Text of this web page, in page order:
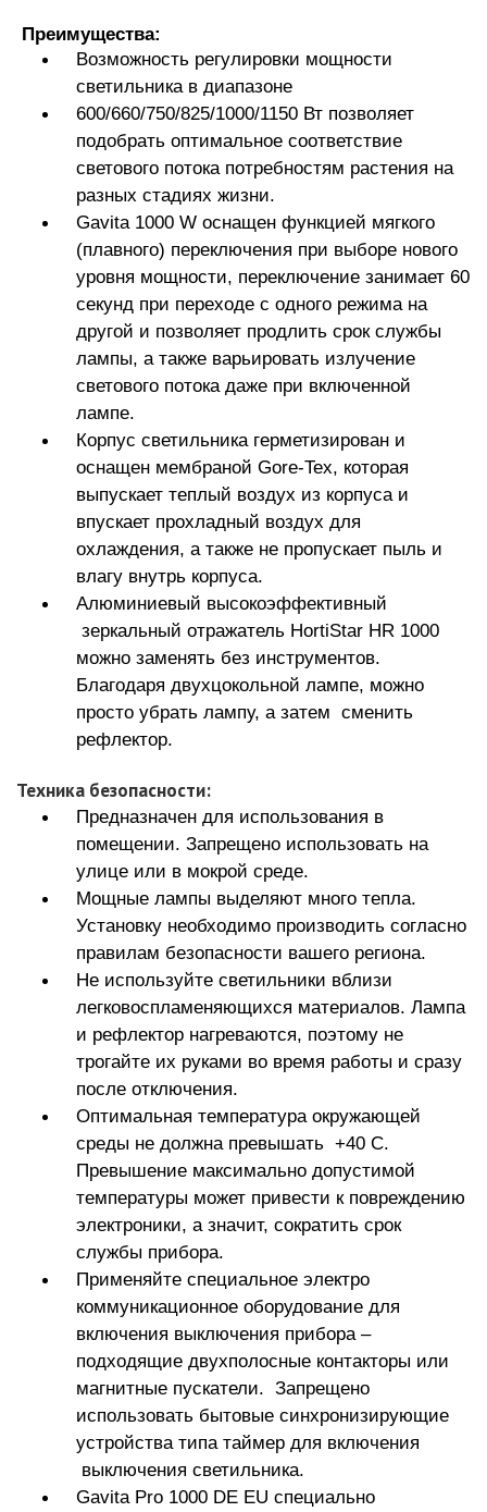
Преимущества:
Возможность регулировки мощности
светильника в диапазоне
600/660/750/825/1000/1150 Вт позволяет
подобрать оптимальное соответствие
светового потока потребностям растения на
разных стадиях жизни.
Gavita 1000 W оснащен функцией мягкого
(плавного) переключения при выборе нового
уровня мощности, переключение занимает 60
секунд при переходе с одного режима на
другой и позволяет продлить срок службы
лампы, а также варьировать излучение
светового потока даже при включенной
лампе.
Корпус светильника герметизирован и
оснащен мембраной Gore-Tex, которая
выпускает теплый воздух из корпуса и
впускает прохладный воздух для
охлаждения, а также не пропускает пыль и
влагу внутрь корпуса.
Алюминиевый высокоэффективный
зеркальный отражатель HortiStar HR 1000
можно заменять без инструментов.
Благодаря двухцокольной лампе, можно
просто убрать лампу, а затем сменить
рефлектор.
Техника безопасности:
Предназначен для использования в
помещении. Запрещено использовать на
улице или в мокрой среде.
Мощные лампы выделяют много тепла.
Установку необходимо производить согласно
правилам безопасности вашего региона.
Не используйте светильники вблизи
легковоспламеняющихся материалов. Лампа
и рефлектор нагреваются, поэтому не
трогайте их руками во время работы и сразу
после отключения.
Оптимальная температура окружающей
среды не должна превышать +40 С.
Превышение максимально допустимой
температуры может привести к повреждению
электроники, а значит, сократить срок
службы прибора.
Применяйте специальное электро
коммуникационное оборудование для
включения выключения прибора –
подходящие двухполосные контакторы или
магнитные пускатели. Запрещено
использовать бытовые синхронизирующие
устройства типа таймер для включения
выключения светильника.
Gavita Pro 1000 DE EU специально